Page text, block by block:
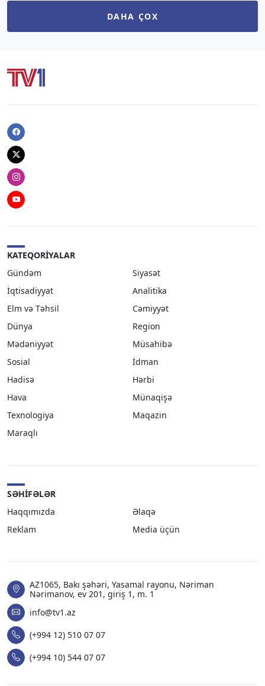
DAHA ÇOX
Facebook
Twitter
Instagram
Youtube
KATEQORIYALAR
Gündəm
Siyasət
İqtisadiyyat
Analitika
Elm və Təhsil
Cəmiyyət
Dünya
Region
Mədəniyyət
Müsahibə
Sosial
İdman
Hadisə
Hərbi
Hava
Münaqişə
Texnologiya
Maqazin
Maraqlı
SƏHIFƏLƏR
Haqqımızda
Əlaqə
Reklam
Media üçün
AZ1065, Bakı şəhəri, Yasamal rayonu, Nəriman
Nərimanov, ev 201, giriş 1, m. 1
info@tv1.az
(+994 12) 510 07 07
(+994 10) 544 07 07